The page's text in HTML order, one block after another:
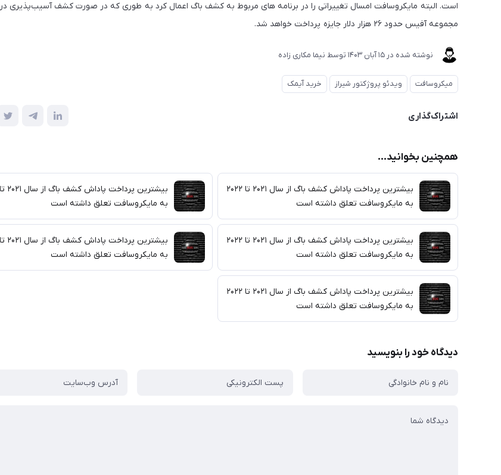
است. البته مایکروسافت امسال تغییراتی را در برنامه های مربوط به کشف باگ اعمال کرد به طوری که در صورت کشف آسیب‌پذیری در
مجموعه آفیس حدود ۲۶ هزار دلار جایزه پرداخت خواهد شد.
نوشته شده در 15 آبان 1403 توسط نیما مکاری زاده
میکروسافت ویدئو پروژکتور شیراز خرید آیمک
اشتراک‌گذاری
همچنین بخوانید...
بیشترین پرداخت پاداش کشف باگ از سال ۲۰۲۱ تا ۲۰۲۲
به مایکروسافت تعلق داشته است
به مایکروسافت تعلق داشته است
بیشترین پرداخت پاداش کشف باگ از سال ۲۰۲۱ تا ۲۰۲۲
به مایکروسافت تعلق داشته است
به مایکروسافت تعلق داشته است
بیشترین پرداخت پاداش کشف باگ از سال ۲۰۲۱ تا ۲۰۲۲
به مایکروسافت تعلق داشته است
دیدگاه خود را بنویسید